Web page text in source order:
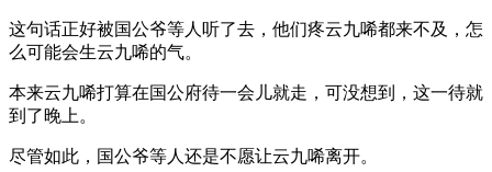
这句话正好被国公爷等人听了去，他们疼云九唏都来不及，怎
么可能会生云九唏的气。
本来云九唏打算在国公府待一会儿就走，可没想到，这一待就
到了晚上。
尽管如此，国公爷等人还是不愿让云九唏离开。